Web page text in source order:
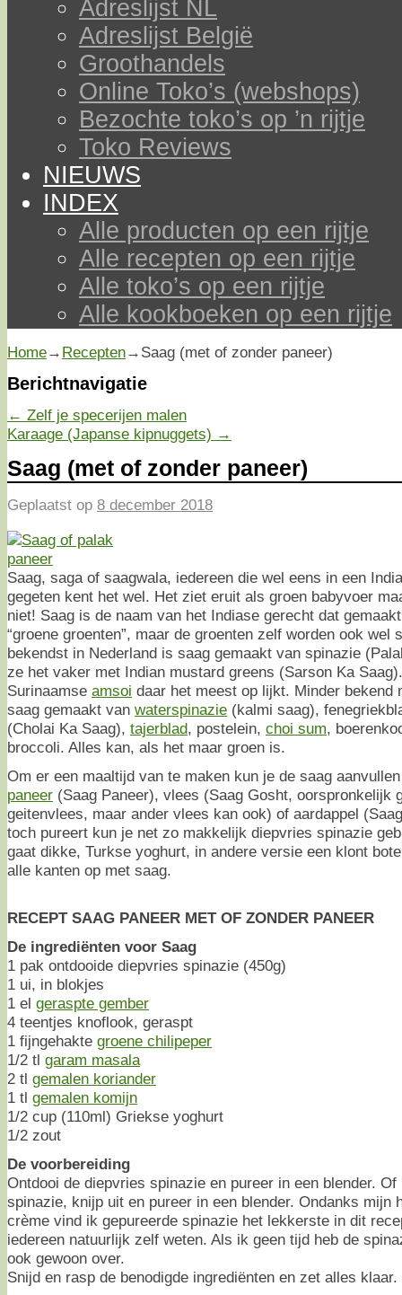
Adreslijst NL
Adreslijst België
Groothandels
Online Toko’s (webshops)
Bezochte toko’s op ’n rijtje
Toko Reviews
NIEUWS
INDEX
Alle producten op een rijtje
Alle recepten op een rijtje
Alle toko’s op een rijtje
Alle kookboeken op een rijtje
Home→ Recepten→ Saag (met of zonder paneer)
Berichtnavigatie
← Zelf je specerijen malen
Karaage (Japanse kipnuggets) →
Saag (met of zonder paneer)
Geplaatst op 8 december 2018
Saag, saga of saagwala, iedereen die wel eens in een
gegeten kent het wel. Het ziet eruit als groen babyvoer
niet! Saag is de naam van het Indiase gerecht dat
“groene groenten”, maar de groenten zelf worden ook wel
bekendst in Nederland is saag gemaakt van spinazie
ze het vaker met Indian mustard greens (Sarson Ka
Surinaamse amsoi daar het meest op lijkt. Minder bekend
saag gemaakt van waterspinazie (kalmi saag),
(Cholai Ka Saag), tajerblad, postelein, choi sum,
broccoli. Alles kan, als het maar groen is.
Om er een maaltijd van te maken kun je de saag
paneer (Saag Paneer), vlees (Saag Gosht, oorspronkelijk
geitenvlees, maar ander vlees kan ook) of aardappel
toch pureert kun je net zo makkelijk diepvries spinazie
gaat dikke, Turkse yoghurt, in andere versie een klont
alle kanten op met saag.
RECEPT SAAG PANEER MET OF ZONDER PANEER
De ingrediënten voor Saag
1 pak ontdooide diepvries spinazie (450g)
1 ui, in blokjes
1 el geraspte gember
4 teentjes knoflook, geraspt
1 fijngehakte groene chilipeper
1/2 tl garam masala
2 tl gemalen koriander
1 tl gemalen komijn
1/2 cup (110ml) Griekse yoghurt
1/2 zout
De voorbereiding
Ontdooi de diepvries spinazie en pureer in een blender.
spinazie, knijp uit en pureer in een blender. Ondanks mijn
crème vind ik gepureerde spinazie het lekkerste in dit
iedereen natuurlijk zelf weten. Als ik geen tijd heb de
ook gewoon over.
Snijd en rasp de benodigde ingrediënten en zet alles klaar.